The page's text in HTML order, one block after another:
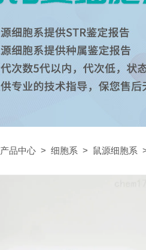
产品中心 > 细胞系 > 鼠源细胞系